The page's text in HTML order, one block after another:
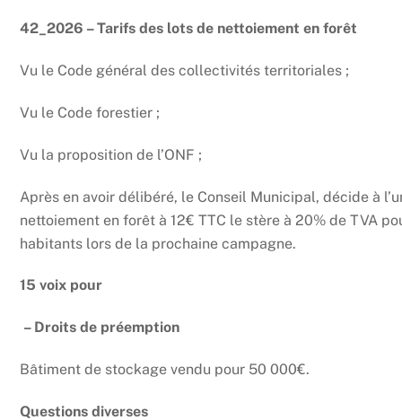
42_2026 – Tarifs des lots de nettoiement en forêt
Vu le Code général des collectivités territoriales ;
Vu le Code forestier ;
Vu la proposition de l’ONF ;
Après en avoir délibéré, le Conseil Municipal, décide à
nettoiement en forêt à 12€ TTC le stère à 20% de TVA
habitants lors de la prochaine campagne.
15 voix pour
– Droits de préemption
Bâtiment de stockage vendu pour 50 000€.
Questions diverses